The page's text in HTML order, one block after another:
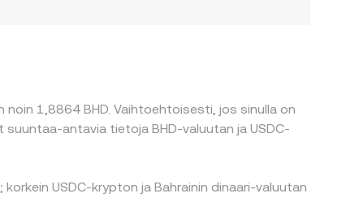
noin 1,8864 BHD. Vaihtoehtoisesti, jos sinulla on
USDC-krypton ja Bahrainin dinaari-valuutan